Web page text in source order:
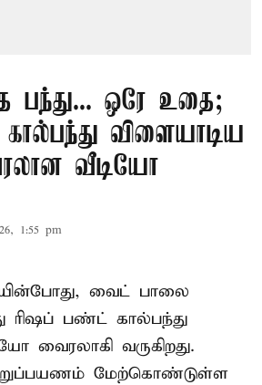
பந்து... ஒரே உதை;
கால்பந்து விளையாடிய
வீடியோ
1:55 pm
வைட் பாலை
ரிஷப் பண்ட் கால்பந்து
வைரலாகி வருகிறது.
மேற்கொண்டுள்ள